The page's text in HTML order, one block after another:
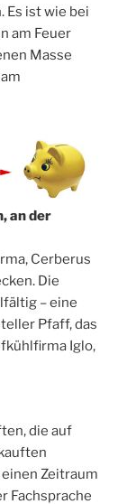
Es ist wie bei
am Feuer
Masse
an der
Cerberus
Die
– eine
Pfaff, das
Iglo,
die auf
Zeitraum
Fachsprache